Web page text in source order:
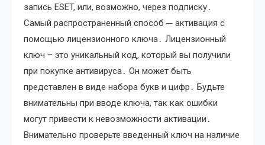
запись ESET, или, возможно, через подписку․
Самый распространенный способ ─ активация с
помощью лицензионного ключа․ Лицензионный
ключ – это уникальный код, который вы получили
при покупке антивируса․ Он может быть
представлен в виде набора букв и цифр․ Будьте
внимательны при вводе ключа, так как ошибки
могут привести к невозможности активации․
Внимательно проверьте введенный ключ на наличие